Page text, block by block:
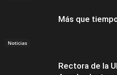
Noticias
Más que
Rectora de la